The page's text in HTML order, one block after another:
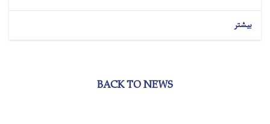
بیشتر
BACK TO NEWS